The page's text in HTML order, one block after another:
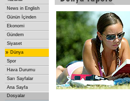
News in English
Günün İçinden
Ekonomi
Gündem
Siyaset
» Dünya
Spor
Hava Durumu
Sarı Sayfalar
Ana Sayfa
Dosyalar